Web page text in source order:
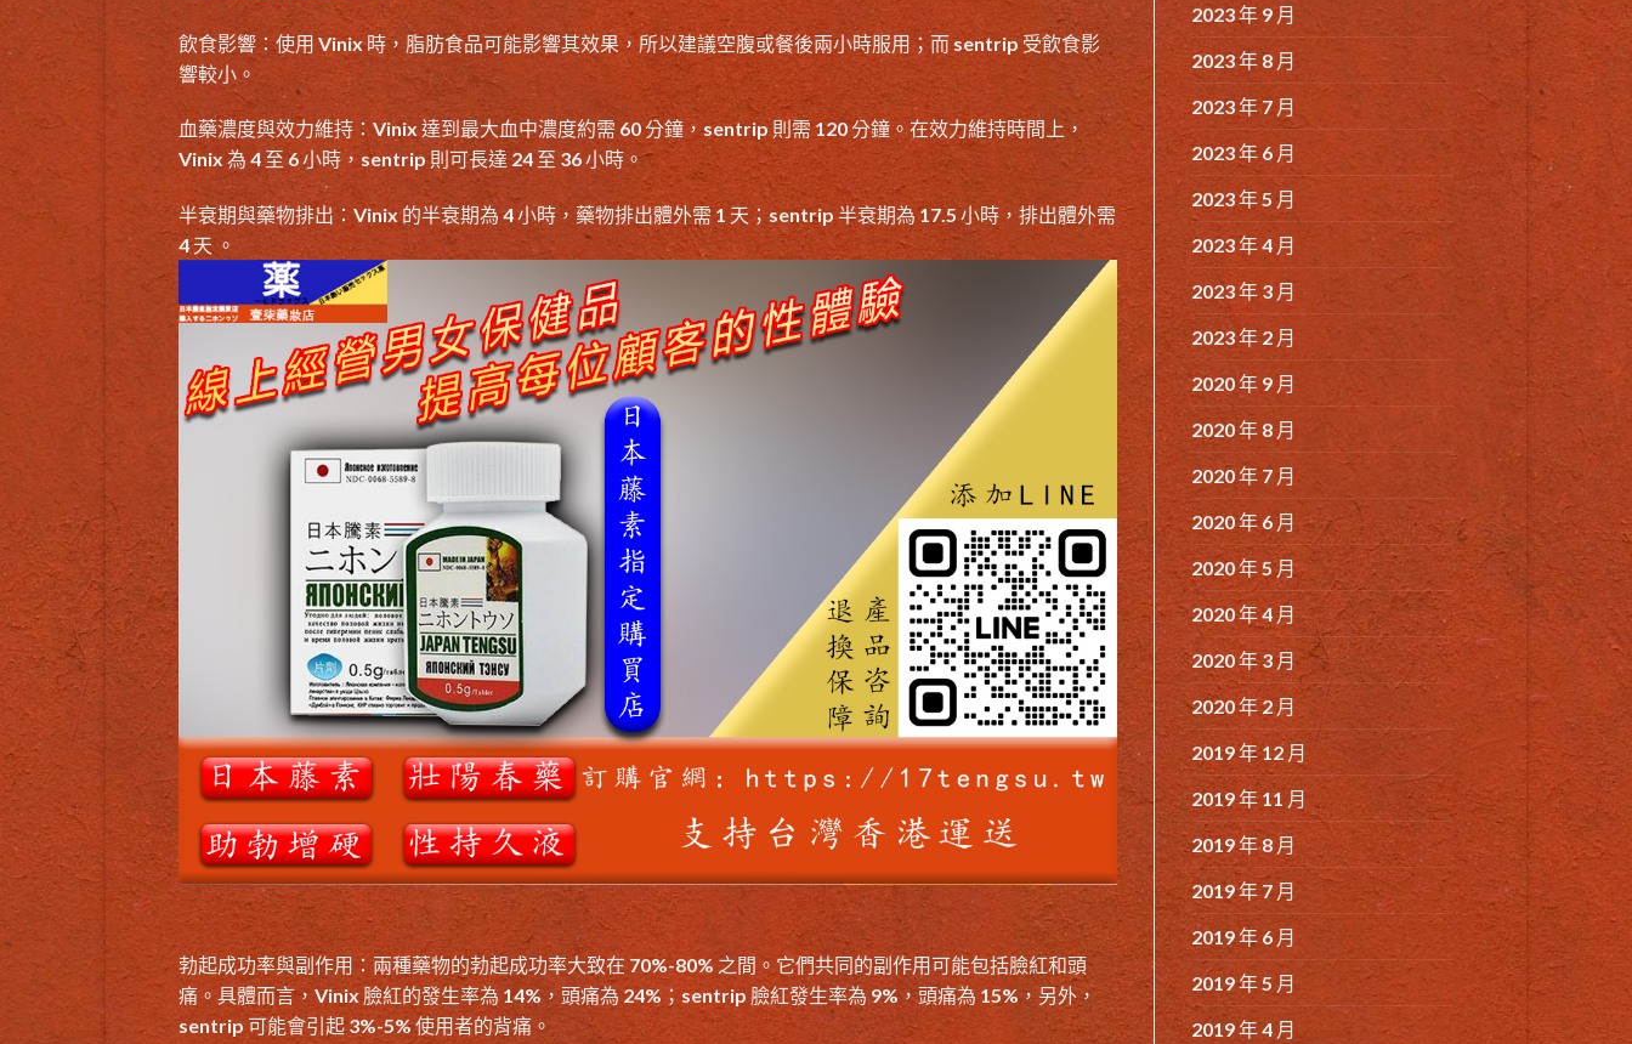
飲食影響：使用 Vinix 時，脂肪食品可能影響其效果，所以建議空腹或餐後兩小時服用；而 sentrip 受飲食影
響較小。
血藥濃度與效力維持：Vinix 達到最大血中濃度約需 60 分鐘， sentrip 則需 120 分鐘。在效力維持時間上，
Vinix 為 4 至 6 小時，sentrip 則可長達 24 至 36 小時。
半衰期與藥物排出：Vinix 的半衰期為 4 小時，藥物排出體外需 1 天；sentrip 半衰期為 17.5 小時，排出體外需
4 天 。
勃起成功率與副作用：兩種藥物的勃起成功率大致在 70%-80% 之間。它們共同的副作用可能包括臉紅和頭
痛。具體而言，Vinix 臉紅的發生率為 14%，頭痛為 24%；sentrip 臉紅發生率為 9%，頭痛為 15%，另外，
sentrip 可能會引起 3%-5% 使用者的背痛。
2023 年 9 月
2023 年 8 月
2023 年 7 月
2023 年 6 月
2023 年 5 月
2023 年 4 月
2023 年 3 月
2023 年 2 月
2020 年 9 月
2020 年 8 月
2020 年 7 月
2020 年 6 月
2020 年 5 月
2020 年 4 月
2020 年 3 月
2020 年 2 月
2019 年 12 月
2019 年 11 月
2019 年 8 月
2019 年 7 月
2019 年 6 月
2019 年 5 月
2019 年 4 月